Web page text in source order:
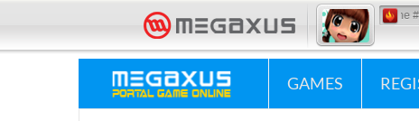
«•»Megaxus Infotech - Portal Game Online #1
GAMES